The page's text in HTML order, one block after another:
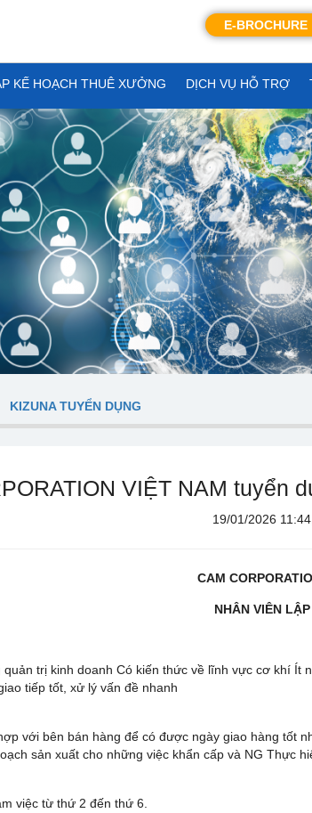
E-BROCHURE
KẾ HOẠCH THUÊ XƯỞNG DỊCH VỤ HỖ TRỢ
KIZUNA TUYỂN DỤNG
VIỆT NAM tuyển
19/01/2026
CAM
NHÂN VIÊN
trị kinh doanh Có kiến thức về lĩnh vực cơ khí Ít
tiếp tốt, xử lý vấn đề nhanh
với bên bán hàng để có được ngày giao hàng tốt
sản xuất cho những việc khẩn cấp và NG Thực
việc từ thứ 2 đến thứ 6.